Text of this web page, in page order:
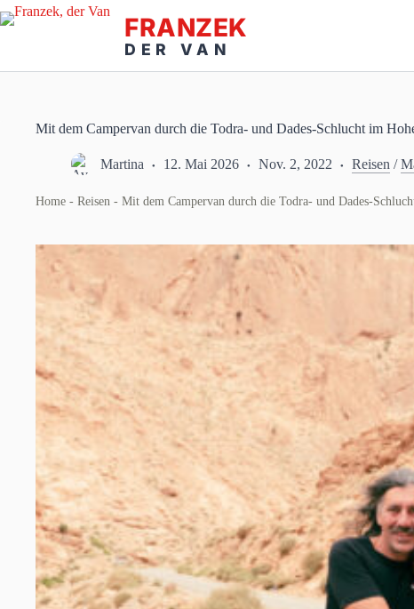
Zum
Inhalt
Mit dem Campervan durch die Todra- und Dades-Schlucht im
Martina 12. Mai 2026 Nov. 2, 2022 Reisen /
Home - Reisen - Mit dem Campervan durch die Todra- und Dades-